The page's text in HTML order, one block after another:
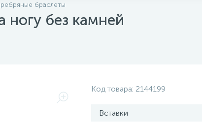
браслеты
ногу без камней
Код товара: 2144199
Вставки